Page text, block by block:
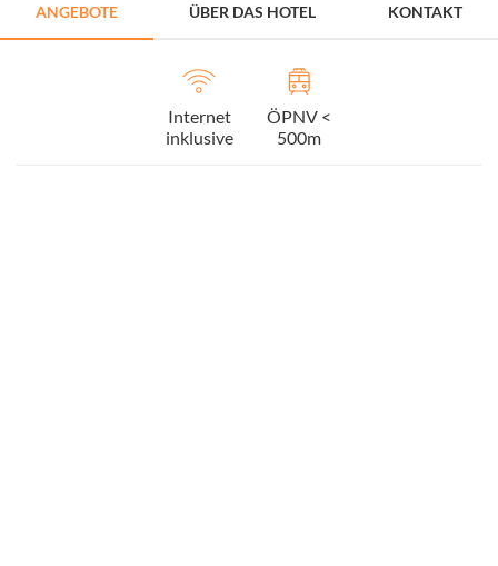
ANGEBOTE ÜBER DAS HOTEL KONTAKT
Internet
inklusive
ÖPNV <
500m